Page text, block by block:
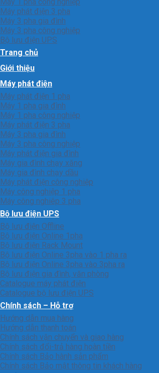
Máy phát điện 3 pha
Máy 3 pha gia đình
Máy 3 pha công nghiệp
Bộ lưu điện UPS
Trang chủ
Giới thiệu
Máy phát điện
Máy phát điện 1 pha
Máy 1 pha gia đình
Máy 1 pha công nghiệp
Máy phát điện 3 pha
Máy 3 pha gia đình
Máy 3 pha công nghiệp
Máy phát điện gia đình
Máy gia đình chạy xăng
Máy gia đình chạy dầu
Máy phát điện công nghiệp
Máy công nghiệp 1 pha
Máy công nghiêp 3 pha
Bộ lưu điện UPS
Bộ lưu điện Offline
Bộ lưu điện Online 1pha
Bộ lưu điện Rack Mount
Bộ lưu điện Online 3pha vào 1 pha ra
Bộ lưu điện Online 3pha vào 3pha ra
Bộ lưu điện gia đình, văn phòng
Catalogue máy phát điện
Catalogue bộ lưu điện UPS
Chính sách – Hỗ trợ
Hướng dẫn mua hàng
Hướng dẫn thanh toán
Chính sách vận chuyển và giao hàng
Chính sách đổi-trả hàng hoàn tiền
Chính sách Bảo hành sản phẩm
Chính sách Bảo mật thông tin khách hàng